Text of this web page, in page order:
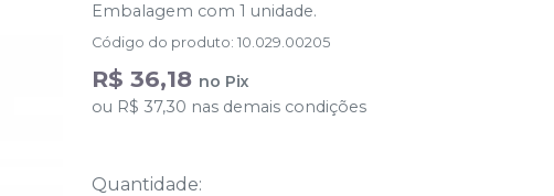
Embalagem com 1 unidade.
Código do produto:10.029.00205
R$ 36,18 no Pix
ou R$ 37,30 nas demais condições
Quantidade: